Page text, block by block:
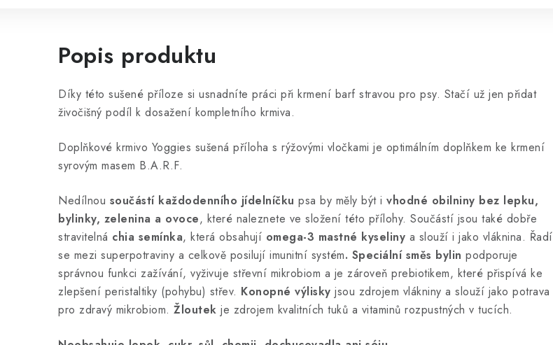
Popis produktu
Díky této sušené příloze si usnadníte práci při krmení barf stravou pro psy. Stačí už jen přidat
živočišný podíl k dosažení kompletního krmiva.
Doplňkové krmivo Yoggies sušená příloha s rýžovými vločkami je optimálním doplňkem ke krmení
syrovým masem B.A.R.F.
Nedílnou součástí každodenního jídelníčku psa by měly být i vhodné obilniny bez lepku,
bylinky, zelenina a ovoce, které naleznete ve složení této přílohy. Součástí jsou také dobře
stravitelná chia semínka, která obsahují omega-3 mastné kyseliny a slouží i jako vláknina. Řadí
se mezi superpotraviny a celkově posilují imunitní systém. Speciální směs bylin podporuje
správnou funkci zažívání, vyživuje střevní mikrobiom a je zároveň prebiotikem, které přispívá ke
zlepšení peristaltiky (pohybu) střev. Konopné výlisky jsou zdrojem vlákniny a slouží jako potrava
pro zdravý mikrobiom. Žloutek je zdrojem kvalitních tuků a vitaminů rozpustných v tucích.